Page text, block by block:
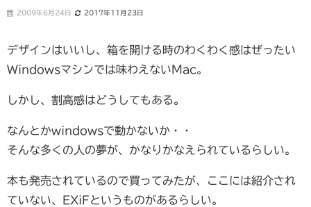
2009年6月24日 2017年11月23日
デザインはいいし、箱を開ける時のわくわく感はぜったい
Windowsマシンでは味わえないMac。
しかし、割高感はどうしてもある。
なんとかwindowsで動かないか・・
そんな多くの人の夢が、かなりかなえられているらしい。
本も発売されているので買ってみたが、ここには紹介され
ていない、EXiFというものがあるらしい。